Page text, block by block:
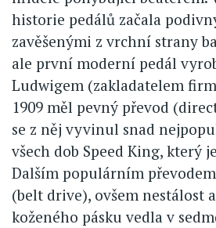
historie pedálů začala
zavěšenými z vrchní strany
ale první moderní pedál
Ludwigem (zakladatelem
1909 měl pevný převod
se z něj vyvinul snad
všech dob Speed King, který
Dalším populárním
(belt drive), ovšem nestálost
koženého pásku vedla v